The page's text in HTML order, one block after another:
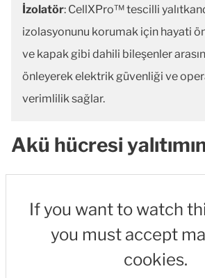
İzolatör: CellXPro™ tescilli
izolasyonunu korumak için hayati
ve kapak gibi dahili bileşenler
önleyerek elektrik güvenliği ve
verimlilik sağlar.
Akü hücresi
If you want to watch
you must accept
cookies.